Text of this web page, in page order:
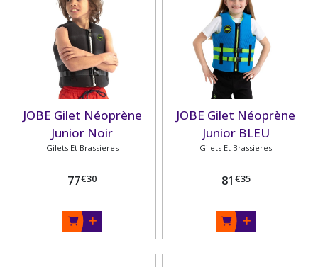
JOBE Gilet Néoprène
Junior Noir
Gilets Et Brassieres
77€30
JOBE Gilet Néoprène
Junior BLEU
Gilets Et Brassieres
81 €35